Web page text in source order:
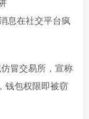
息在社交平台疯
仿冒交易所，宣称
钱包权限即被窃